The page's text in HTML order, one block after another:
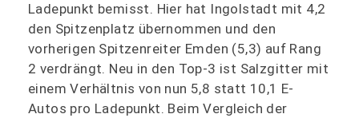
Ladepunkt bemisst. Hier hat Ingolstadt mit 4,2
den Spitzenplatz übernommen und den
vorherigen Spitzenreiter Emden (5,3) auf Rang
2 verdrängt. Neu in den Top-3 ist Salzgitter mit
einem Verhältnis von nun 5,8 statt 10,1 E-
Autos pro Ladepunkt. Beim Vergleich der